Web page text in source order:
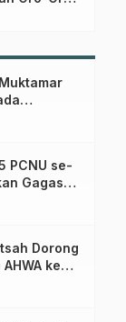
PCNU se-
Gagasan
Menuju
Dorong
ke